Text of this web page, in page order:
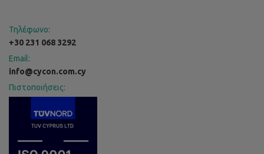
Τηλέφωνο:
+30 231 068 3292
Email:
info@cycon.com.cy
Πιστοποιήσεις: